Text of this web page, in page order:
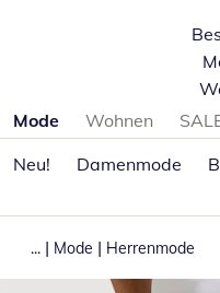
Produktkategorien
Mode Wohnen
Neu!
Damenmode
... | Mode | Herrenmode